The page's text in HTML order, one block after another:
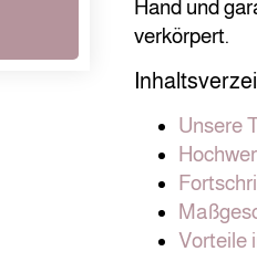
Hand und
verkörpert.
Unsere
Vorteile